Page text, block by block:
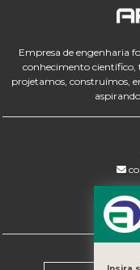
Empresa de engenharia
conhecimento científico,
projetamos, construímos,